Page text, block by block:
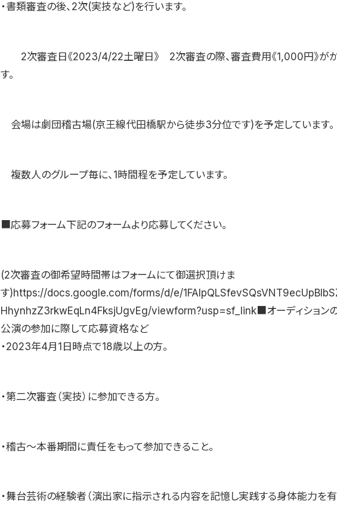
・書類審査の後、2次(実技など)を行います。
2次審査日《2023/4/22土曜日》 2次審査の際、審査費用《1,000円》が
す。
会場は劇団稽古場(京王線代田橋駅から徒歩3分位です)を予定しています。
複数人のグループ毎に、1時間程を予定しています。
■応募フォーム下記のフォームより応募してください。
(2次審査の御希望時間帯はフォームにて御選択頂けま
す)https://docs.google.com/forms/d/e/
HhynhzZ3rkwEqLn4FksjUgvEg/viewform?usp=sf_link■オーディション
公演の参加に際して応募資格など
・2023年4月1日時点で18歳以上の方。
・第二次審査（実技）に参加できる方。
・稽古〜本番期間に責任をもって参加できること。
・舞台芸術の経験者（演出家に指示される内容を記憶し実践する身体能力を